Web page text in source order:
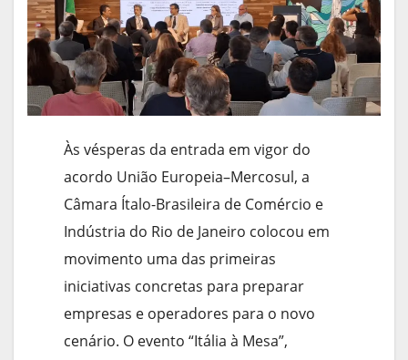
Às vésperas da entrada em vigor do
acordo União Europeia–Mercosul, a
Câmara Ítalo-Brasileira de Comércio e
Indústria do Rio de Janeiro colocou em
movimento uma das primeiras
iniciativas concretas para preparar
empresas e operadores para o novo
cenário. O evento “Itália à Mesa”,